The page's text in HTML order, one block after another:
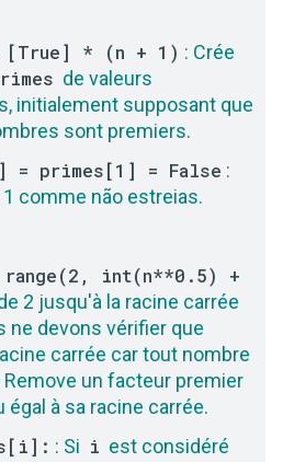
[True] * (n + 1) : Crée
de valeurs
initialement supposant que
sont premiers.
= primes[1] = False :
comme não estreias.
int(n**0.5) +
2 jusqu'à la racine carrée
ne devons vérifier que
carrée car tout nombre
un facteur premier
égal à sa racine carrée.
: Si i est considéré